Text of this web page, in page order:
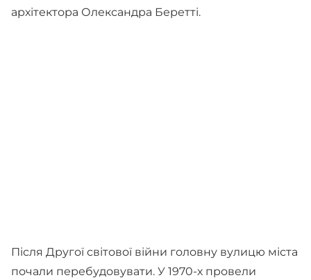
архітектора Олександра Беретті.
Після Другої світової війни головну вулицю міста
почали перебудовувати. У 1970-х провели